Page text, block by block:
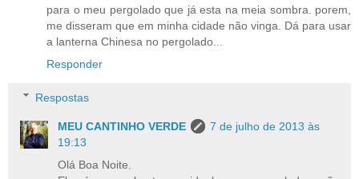
para o meu pergolado que já esta na meia sombra. porem,
me disseram que em minha cidade não vinga. Dá para usar
a lanterna Chinesa no pergolado...
Responder
Respostas
MEU CANTINHO VERDE
7 de julho de 2013 às
19:13
Olá Boa Noite.